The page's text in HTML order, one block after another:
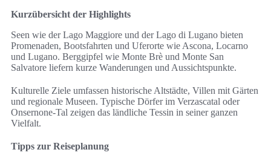
Kurzübersicht der Highlights
Seen wie der Lago Maggiore und der Lago di Lugano bieten
Promenaden, Bootsfahrten und Uferorte wie Ascona, Locarno
und Lugano. Berggipfel wie Monte Brè und Monte San
Salvatore liefern kurze Wanderungen und Aussichtspunkte.
Kulturelle Ziele umfassen historische Altstädte, Villen mit Gärten
und regionale Museen. Typische Dörfer im Verzascatal oder
Onsernone-Tal zeigen das ländliche Tessin in seiner ganzen
Vielfalt.
Tipps zur Reiseplanung